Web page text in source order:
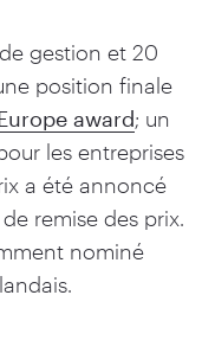
gestion et 20
position finale
award; un
les entreprises
a été annoncé
remise des prix.
nominé